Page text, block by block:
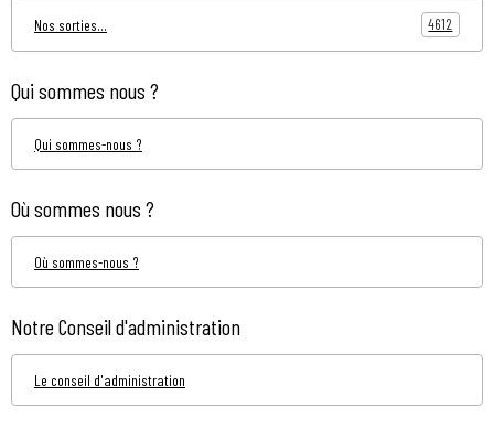
Nos sorties... 4612
Qui sommes nous ?
Qui sommes-nous ?
Où sommes nous ?
Où sommes-nous ?
Notre Conseil d'administration
Le conseil d'administration